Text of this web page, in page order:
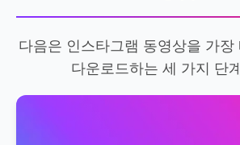
다음은 인스타그램 동영상을 가장
다운로드하는 세 가지 단